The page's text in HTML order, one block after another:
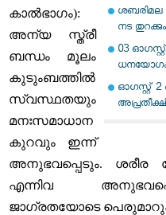
ശബരിമല
നട
03
ഓഗസ്റ്റ്
കാൽഭാഗം):
അന്യ സ്ത്രീ
ബന്ധം മൂലം
കുടുംബത്തിൽ
സ്വസ്ഥതയും
മനഃസമാധാന
കുറവും ഇന്ന്
അനുഭവപ്പെടും. ശരീര
എന്നിവ
ജാഗ്രതയോടെ